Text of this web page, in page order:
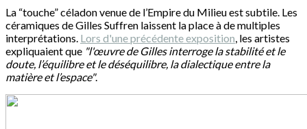
La “touche” céladon venue de l’Empire du Milieu est subtile. Les
céramiques de Gilles Suffren laissent la place à de multiples
interprétations. Lors d'une précédente exposition, les artistes
expliquaient que "l'œuvre de Gilles interroge la stabilité et le
doute, l’équilibre et le déséquilibre, la dialectique entre la
matière et l’espace".